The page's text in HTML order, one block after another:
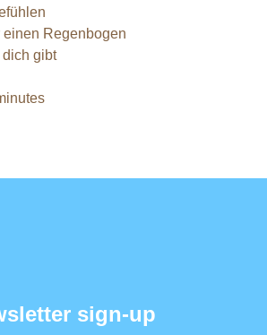
einen Regenbogen
dich gibt
sign-up